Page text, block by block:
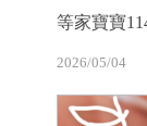
等家寶寶
2026/05/04